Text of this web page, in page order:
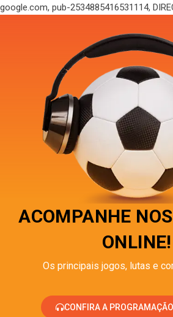
google.com, pub-2534885416531114,
ACOMPANHE
ONLINE!
Os principais jogos, lutas e
CONFIRA A